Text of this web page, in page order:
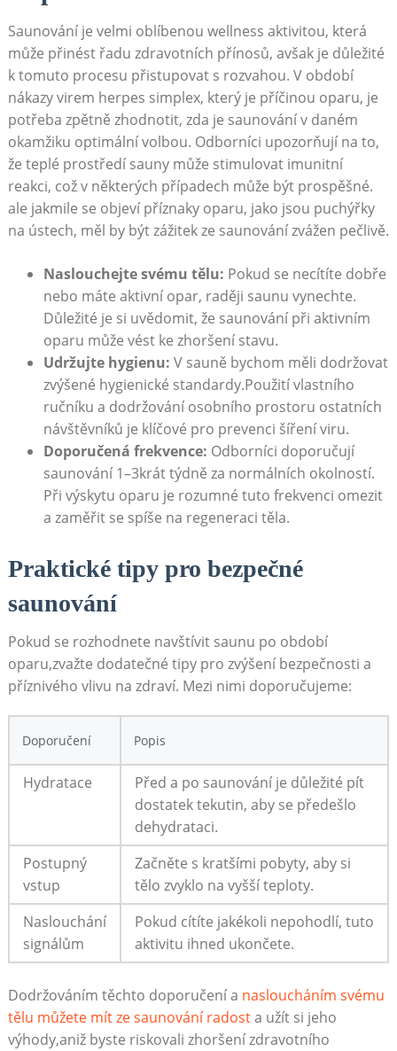
Saunování je velmi oblíbenou wellness aktivitou, která
může přinést řadu zdravotních přínosů, avšak je důležité
k tomuto procesu přistupovat s rozvahou. V období
nákazy virem herpes simplex, který je příčinou oparu, je
potřeba zpětně zhodnotit, zda je saunování v daném
okamžiku optimální volbou. Odborníci upozorňují na to,
že teplé prostředí sauny může stimulovat imunitní
reakci, což v některých případech může být prospěšné.
ale jakmile se objeví příznaky oparu, jako jsou puchýřky
na ústech, měl by být zážitek ze saunování zvážen pečlivě.
Naslouchejte svému tělu: Pokud se necítíte dobře
nebo máte aktivní opar, raději saunu vynechte.
Důležité je si uvědomit, že saunování při aktivním
oparu může vést ke zhoršení stavu.
Udržujte hygienu: V sauně bychom měli dodržovat
zvýšené hygienické standardy.Použití vlastního
ručníku a dodržování osobního prostoru ostatních
návštěvníků je klíčové pro prevenci šíření viru.
Doporučená frekvence: Odborníci doporučují
saunování 1–3krát týdně za normálních okolností.
Při výskytu oparu je rozumné tuto frekvenci omezit
a zaměřit se spíše na regeneraci těla.
Praktické tipy pro bezpečné
saunování
Pokud se rozhodnete navštívit saunu po období
oparu,zvažte dodatečné tipy pro zvýšení bezpečnosti a
příznivého vlivu na zdraví. Mezi nimi doporučujeme:
Doporučení Popis
Hydratace
Před a po saunování je důležité pít
dostatek tekutin, aby se předešlo
dehydrataci.
Postupný
vstup
Začněte s kratšími pobyty, aby si
tělo zvyklo na vyšší teploty.
Naslouchání
signálům
Pokud cítíte jakékoli nepohodlí, tuto
aktivitu ihned ukončete.
Dodržováním těchto doporučení a nasloucháním svému
tělu můžete mít ze saunování radosta užít si jeho
výhody,aniž byste riskovali zhoršení zdravotního